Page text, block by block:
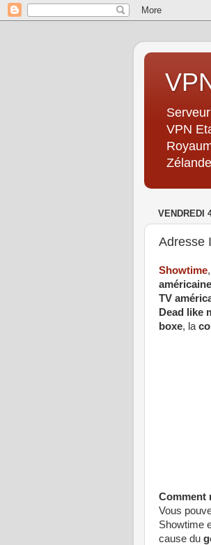
VPN
VENDREDI
Adresse
Showtime
américaine
TV
Dead like
boxe, la
Comment
Vous
Showtime
cause du